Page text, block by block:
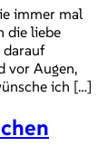
immer mal
die liebe
darauf
Augen,
ich […]